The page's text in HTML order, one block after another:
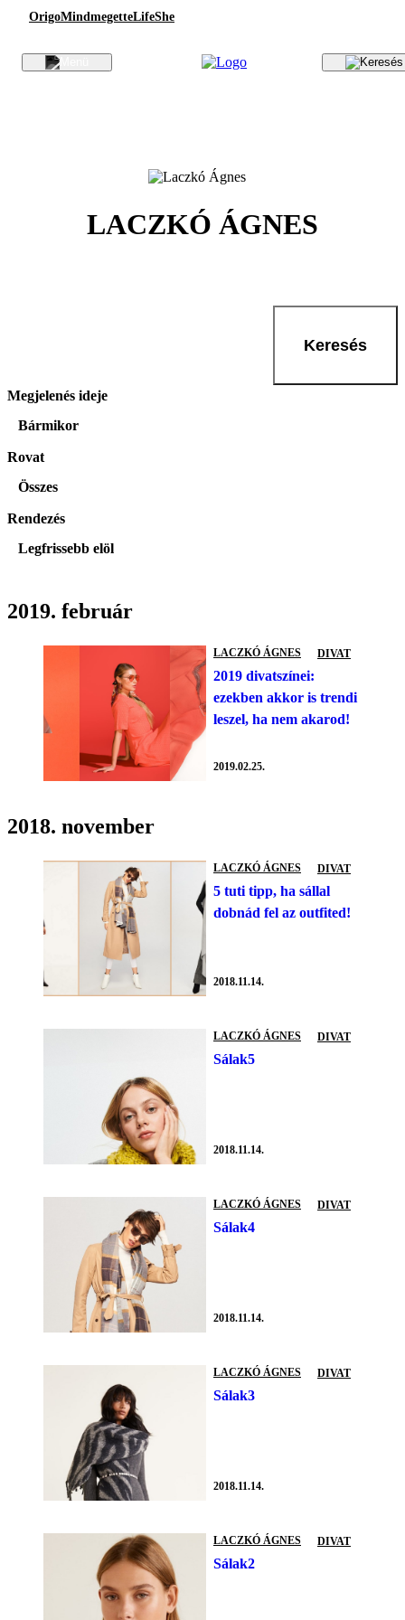
OrigoMindmegetteLifeShe
LACZKÓ ÁGNES
Keresés
Megjelenés ideje
Bármikor
Rovat
Összes
Rendezés
Legfrissebb elöl
2019. február
LACZKÓ ÁGNES DIVAT
2019 divatszínei:
ezekben akkor is trendi
leszel, ha nem akarod!
2019.02.25.
2018. november
LACZKÓ ÁGNES DIVAT
5 tuti tipp, ha sállal
dobnád fel az outfited!
2018.11.14.
LACZKÓ ÁGNES DIVAT
Sálak5
2018.11.14.
LACZKÓ ÁGNES DIVAT
Sálak4
2018.11.14.
LACZKÓ ÁGNES DIVAT
Sálak3
2018.11.14.
LACZKÓ ÁGNES DIVAT
Sálak2